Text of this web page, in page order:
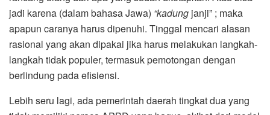
jadi karena (dalam bahasa Jawa) “kadung janji” ; maka
apapun caranya harus dipenuhi. Tinggal mencari alasan
rasional yang akan dipakai jika harus melakukan langkah-
langkah tidak populer, termasuk pemotongan dengan
berlindung pada efisiensi.
Lebih seru lagi, ada pemerintah daerah tingkat dua yang